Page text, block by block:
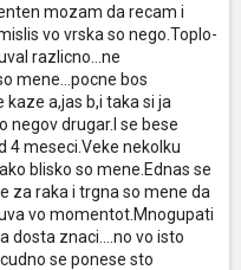
mozam da recam i
vo vrska so nego.Toplo-
razlicno...ne
mene...pocne bos
a,jas b,i taka si ja
negov drugar.I se bese
4 meseci.Veke nekolku
blisko so mene.Ednas se
za raka i trgna so mene da
vo momentot.Mnogupati
dosta znaci....no vo isto
se ponese sto